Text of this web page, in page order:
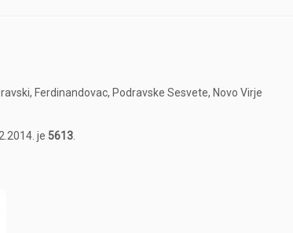
Ferdinandovac, Podravske Sesvete, Novo Virje
je 5613